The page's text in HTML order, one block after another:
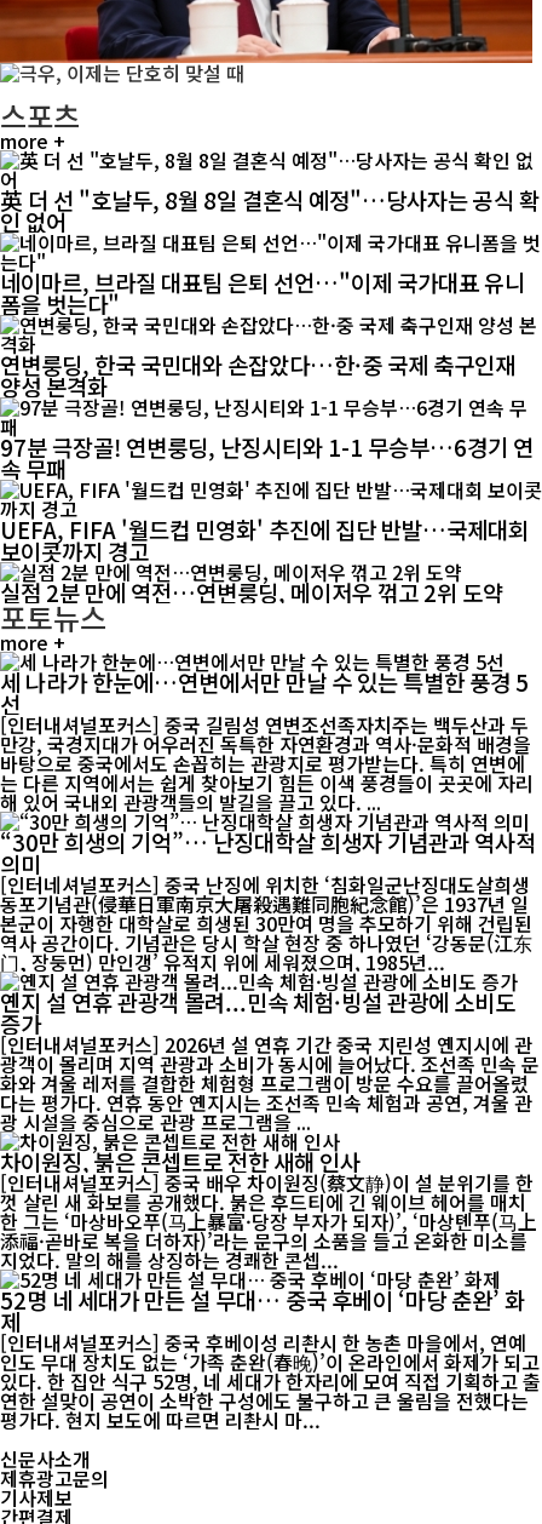
스포츠
more +
英 더 선 "호날두, 8월 8일 결혼식 예정"…당사자는 공식 확
인 없어
네이마르, 브라질 대표팀 은퇴 선언…"이제 국가대표 유니
폼을 벗는다"
연변룽딩, 한국 국민대와 손잡았다…한·중 국제 축구인재
양성 본격화
97분 극장골! 연변룽딩, 난징시티와 1-1 무승부…6경기 연
속 무패
UEFA, FIFA '월드컵 민영화' 추진에 집단 반발…국제대회
보이콧까지 경고
실점 2분 만에 역전…연변룽딩, 메이저우 꺾고 2위 도약
포토뉴스
more +
세 나라가 한눈에…연변에서만 만날 수 있는 특별한 풍경 5
선
[인터내셔널포커스] 중국 길림성 연변조선족자치주는 백두산과 두
만강, 국경지대가 어우러진 독특한 자연환경과 역사·문화적 배경을
바탕으로 중국에서도 손꼽히는 관광지로 평가받는다. 특히 연변에
는 다른 지역에서는 쉽게 찾아보기 힘든 이색 풍경들이 곳곳에 자리
해 있어 국내외 관광객들의 발길을 끌고 있다. ...
“30만 희생의 기억”… 난징대학살 희생자 기념관과 역사적
의미
[인터네셔널포커스] 중국 난징에 위치한 ‘침화일군난징대도살희생
동포기념관(侵華日軍南京大屠殺遇難同胞紀念館)’은 1937년 일
본군이 자행한 대학살로 희생된 30만여 명을 추모하기 위해 건립된
역사 공간이다. 기념관은 당시 학살 현장 중 하나였던 ‘강동문(江东
门, 장둥먼) 만인갱’ 유적지 위에 세워졌으며, 1985년...
옌지 설 연휴 관광객 몰려...민속 체험·빙설 관광에 소비도
증가
[인터내셔널포커스] 2026년 설 연휴 기간 중국 지린성 옌지시에 관
광객이 몰리며 지역 관광과 소비가 동시에 늘어났다. 조선족 민속 문
화와 겨울 레저를 결합한 체험형 프로그램이 방문 수요를 끌어올렸
다는 평가다. 연휴 동안 옌지시는 조선족 민속 체험과 공연, 겨울 관
광 시설을 중심으로 관광 프로그램을 ...
차이원징, 붉은 콘셉트로 전한 새해 인사
[인터내셔널포커스] 중국 배우 차이원징(蔡文静)이 설 분위기를 한
껏 살린 새 화보를 공개했다. 붉은 후드티에 긴 웨이브 헤어를 매치
한 그는 ‘마상바오푸(马上暴富·당장 부자가 되자)’, ‘마상톈푸(马上
添福·곧바로 복을 더하자)’라는 문구의 소품을 들고 온화한 미소를
지었다. 말의 해를 상징하는 경쾌한 콘셉...
52명 네 세대가 만든 설 무대… 중국 후베이 ‘마당 춘완’ 화
제
[인터내셔널포커스] 중국 후베이성 리촨시 한 농촌 마을에서, 연예
인도 무대 장치도 없는 ‘가족 춘완(春晚)’이 온라인에서 화제가 되고
있다. 한 집안 식구 52명, 네 세대가 한자리에 모여 직접 기획하고 출
연한 설맞이 공연이 소박한 구성에도 불구하고 큰 울림을 전했다는
평가다. 현지 보도에 따르면 리촨시 마...
신문사소개
제휴광고문의
기사제보
간편결제